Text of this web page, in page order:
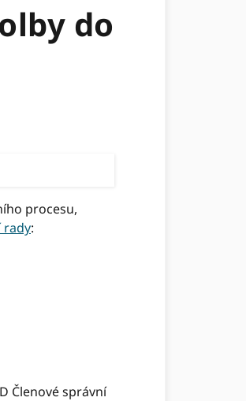
do
procesu,
rady:
Členové správní